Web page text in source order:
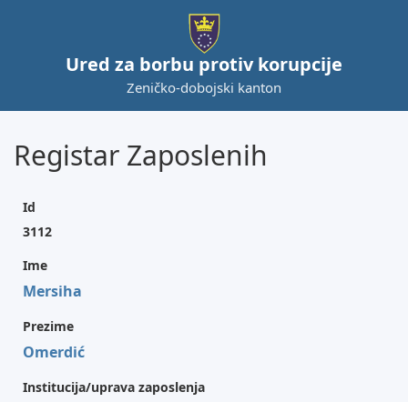
Ured za borbu protiv korupcije
Zeničko-dobojski kanton
Registar Zaposlenih
Id
3112
Ime
Mersiha
Prezime
Omerdić
Institucija/uprava zaposlenja